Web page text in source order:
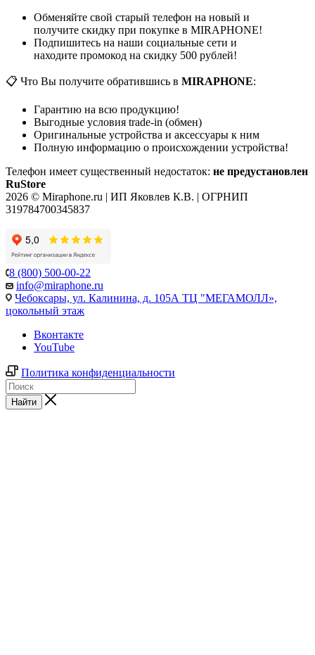
Обменяйте свой старый телефон на новый и
получите скидку при покупке в MIRAPHONE!
Подпишитесь на наши социальные сети и
находите промокод на скидку 500 рублей!
📋 Что Вы получите обратившись в MIRAPHONE:
Гарантию на всю продукцию!
Выгодные условия trade-in (обмен)
Оригинальные устройства и аксессуары к ним
Полную информацию о происхождении устройства!
Телефон имеет существенный недостаток: не предустановлен
RuStore
2026 © Miraphone.ru | ИП Яковлев К.В. | ОГРНИП
319784700345837
8 (800) 500-00-22
info@miraphone.ru
Чебоксары, ул. Калинина, д. 105А ТЦ "МЕГАМОЛЛ»,
цокольный этаж
Вконтакте
YouTube
Политика конфиденциальности
Найти